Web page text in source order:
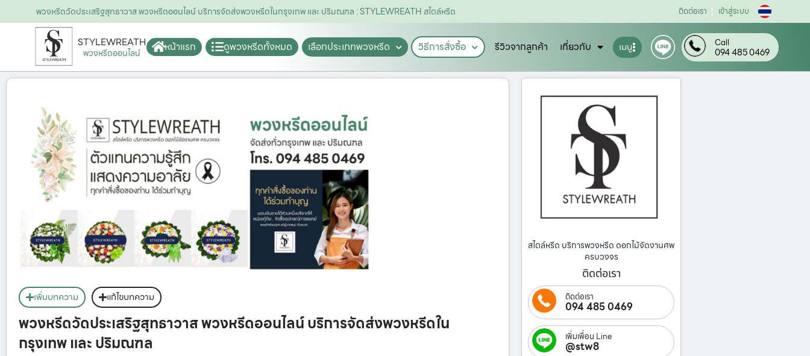
พวงหรีดวัดประเสริฐสุทธาวาส พวงหรีดออนไลน์ บริการจัดส่งพวงหรีดในกรุงเทพ และ ปริมณฑล : STYLEWREATH สไตล์หรีด ติดต่อเรา เข้าสู่ระบบ
STYLEWREATH
พวงหรีดออนไลน์ หน้าแรก ดูพวงหรีดทั้งหมด เลือกประเภทพวงหรีด วิธีการสั่งซื้อ รีวิวจากลูกค้า เกี่ยวกับ เมนู Call
094 485 0469
เพิ่มบทความ แก้ไขบทความ
พวงหรีดวัดประเสริฐสุทธาวาส พวงหรีดออนไลน์ บริการจัดส่งพวงหรีดใน
กรุงเทพ และ ปริมณฑล
สไตล์หรีด บริการพวงหรีด ดอกไม้จัดงานศพ
ครบวงจร
ติดต่อเรา
ติดต่อเรา
094 485 0469
เพิ่มเพื่อน Line
@stw8